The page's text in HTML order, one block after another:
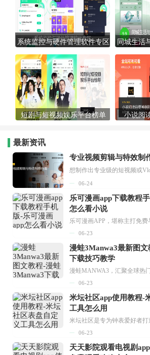
系统监控与硬件管理软件专区 同城生活
短剧与短视频娱乐平台榜单 小说阅
最新资讯
专业视频剪辑与特效制
06-24
乐可漫画app下载教程
怎么看小说
06-23
漫蛙3Manwa3最新图
下载技巧教学
06-23
米坛社区app使用教程-
工具怎么用
06-23
天天影院观看电视剧